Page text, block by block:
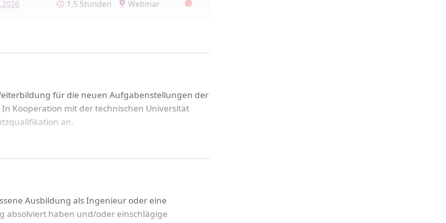
1,5 Stunden Webinar
1,5 Stunden Webinar
für die neuen Aufgabenstellungen der
Kooperation mit der technischen Universität
an.
8.1. / 15.1.
Ausbildung als Ingenieur oder eine
absolviert haben und/oder einschlägige